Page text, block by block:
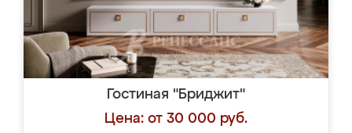
Гостиная "Бриджит"
Цена: от 30 000 руб.